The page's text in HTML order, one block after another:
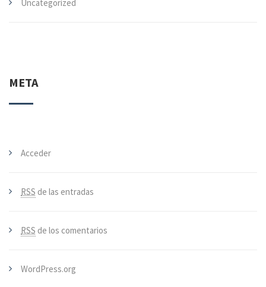
Uncategorized
META
Acceder
RSS de las entradas
RSS de los comentarios
WordPress.org